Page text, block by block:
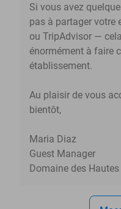
Si vous avez
pas à partager votre
ou TripAdvisor —
énormément à faire
établissement.
Au plaisir de vous
bientôt,
Maria Diaz
Guest Manager
Domaine des